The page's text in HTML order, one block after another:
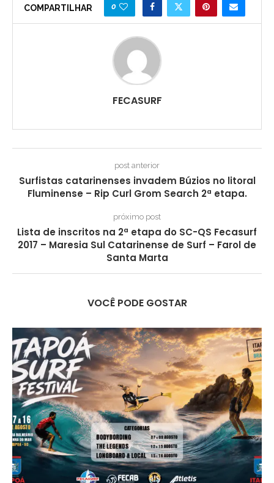
COMPARTILHAR 0
FECASURF
post anterior
Surfistas catarinenses invadem Búzios no litoral
Fluminense – Rip Curl Grom Search 2ª etapa.
próximo post
Lista de inscritos na 2ª etapa do SC-QS Fecasurf
2017 – Maresia Sul Catarinense de Surf – Farol de
Santa Marta
VOCÊ PODE GOSTAR